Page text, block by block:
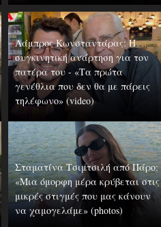
Λάμπρος Κωνσταντάρας: H
συγκινητική ανάρτηση για τον
πατέρα του - «Τα πρώτα
γενέθλια που δεν θα με πάρεις
τηλέφωνο» (video)
Σταματίνα Τσιμτσιλή από Πάρο:
«Μια όμορφη μέρα κρύβεται στις
μικρές στιγμές που μας κάνουν
να χαμογελάμε» (photos)